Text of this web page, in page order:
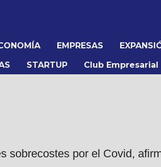
EMPRESAS
STARTUP Club Empresarial
sobrecostes por el Covid,